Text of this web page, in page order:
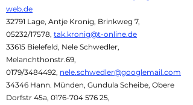
web.de
32791 Lage, Antje Kronig, Brinkweg 7,
05232/17578, tak.kronig@t-online.de
33615 Bielefeld, Nele Schwedler,
Melanchthonstr.69,
0179/3484492, nele.schwedler@googlemail.com
34346 Hann. Münden, Gundula Scheibe, Obere
Dorfstr 45a, 0176-704 576 25,